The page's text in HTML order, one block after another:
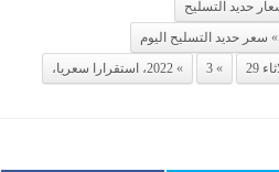
حديد التسليح
سعر حديد التسليح اليوم
29
3
2022، استقرارا سعريا،